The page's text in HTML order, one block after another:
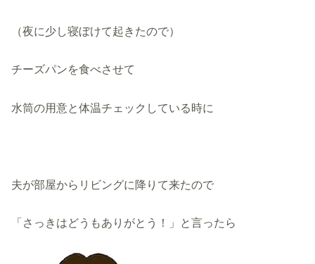
（夜に少し寝ぼけて起きたので）
チーズパンを食べさせて
水筒の用意と体温チェックしている時に
夫が部屋からリビングに降りて来たので
「さっきはどうもありがとう！」と言ったら